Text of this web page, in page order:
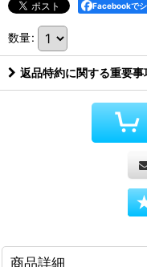
Facebookで
数量:
返品特約に関する重要事
商品詳細